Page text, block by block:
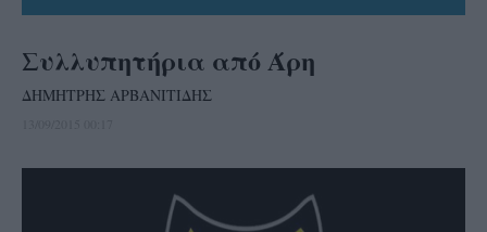
Συλλυπητήρια από Άρη
ΔΗΜΗΤΡΗΣ ΑΡΒΑΝΙΤΙΔΗΣ